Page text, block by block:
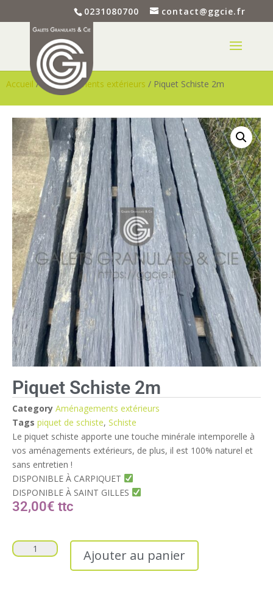
0231080700 contact@ggcie.fr
Accueil/Aménagements extérieurs / Piquet Schiste 2m
Piquet Schiste 2m
Category Aménagements extérieurs
Tags piquet de schiste, Schiste
Le piquet schiste apporte une touche minérale intemporelle à
vos aménagements extérieurs, de plus, il est 100% naturel et
sans entretien !
DISPONIBLE À CARPIQUET
DISPONIBLE À SAINT GILLES
32,00€
Ajouter au panier